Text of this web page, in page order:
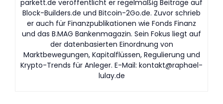
parkett.de veröffentlicht er regelmäßig Beiträge auf
Block-Builders.de und Bitcoin-2Go.de. Zuvor schrieb
er auch für Finanzpublikationen wie Fonds Finanz
und das B.MAG Bankenmagazin. Sein Fokus liegt auf
der datenbasierten Einordnung von
Marktbewegungen, Kapitalflüssen, Regulierung und
Krypto-Trends für Anleger. E-Mail: kontakt@raphael-
lulay.de